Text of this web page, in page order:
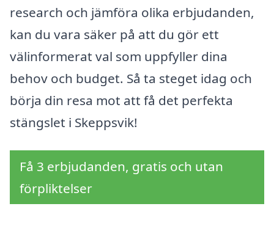
research och jämföra olika erbjudanden,
kan du vara säker på att du gör ett
välinformerat val som uppfyller dina
behov och budget. Så ta steget idag och
börja din resa mot att få det perfekta
stängslet i Skeppsvik!
Få 3 erbjudanden, gratis och utan
förpliktelser